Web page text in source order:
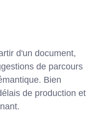
d'un document,
de parcours
Bien
de production et